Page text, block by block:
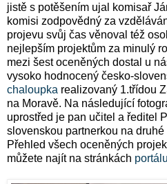
jistě s potěšením ujal komisař
komisi zodpovědný za
projevu svůj čas věnoval též
nejlepším projektům za minulý
mezi šest oceněných dostal u
vysoko hodnocený česko-
chaloupka realizovaný 1.třídou
na Moravě. Na následující
uprostřed je pan učitel a ředitel
slovenskou partnerkou na
Přehled všech oceněných
můžete najít na stránkách